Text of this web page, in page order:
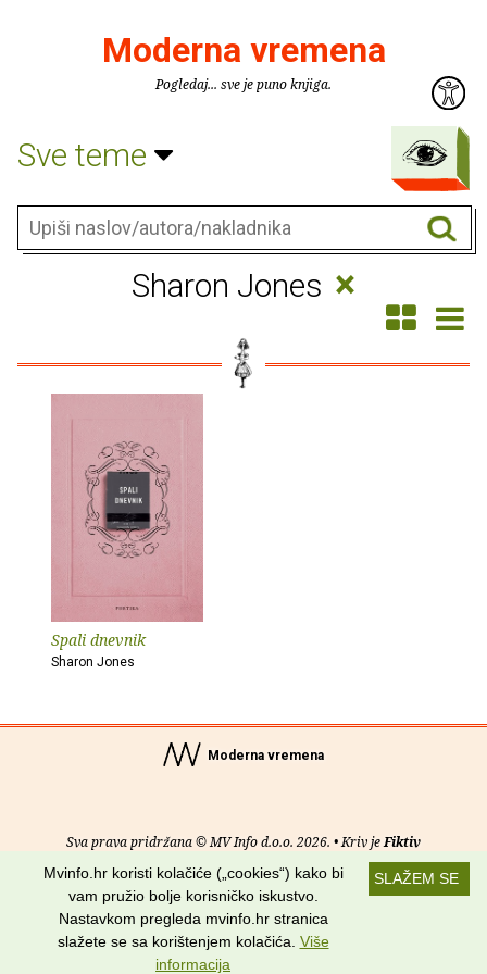
Moderna vremena
Pogledaj... sve je puno knjiga.
Sve teme
Sharon Jones ×
Spali dnevnik
Sharon Jones
Moderna vremena
Sva prava pridržana © MV Info d.o.o. 2026. • Kriv jeFiktiv
Uvjeti korištenja RSS kanali
Potraži nas na:
SLAŽEM SE
Mvinfo.hr koristi kolačiće („cookies“) kako bi
vam pružio bolje korisničko iskustvo.
Nastavkom pregleda mvinfo.hr stranica
slažete se sa korištenjem kolačića. Više
informacija